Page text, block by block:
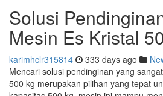
Solusi
Mesin Es Kristal
karimhclr315814 333 days ago
Mencari solusi pendinginan yang
500 kg merupakan pilihan yang tepat